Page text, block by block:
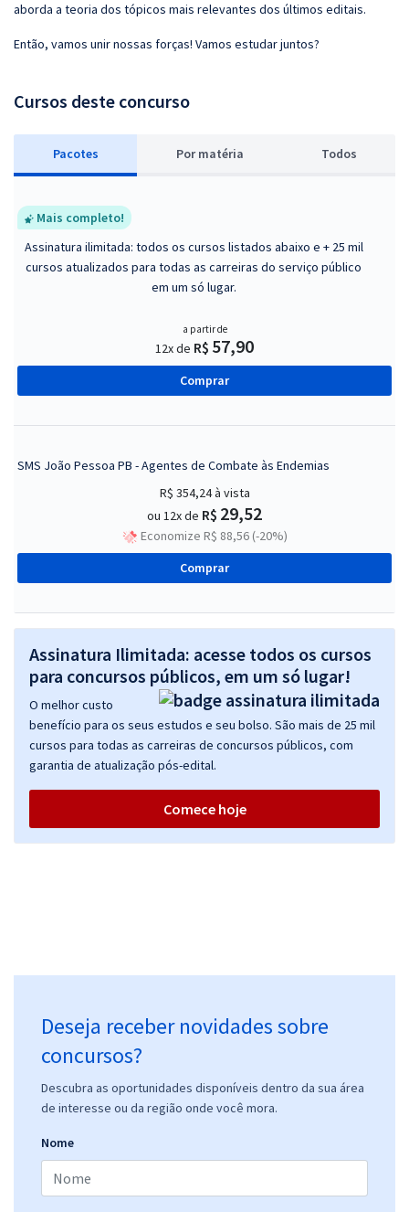
aborda a teoria dos tópicos mais relevantes dos últimos editais.
Então, vamos unir nossas forças! Vamos estudar juntos?
Cursos deste concurso
Pacotes Por matéria Todos
Mais completo!
Assinatura ilimitada: todos os cursos listados abaixo e + 25 mil
cursos atualizados para todas as carreiras do serviço público
em um só lugar.
a partir de
12x de R$ 57,90
Comprar
SMS João Pessoa PB - Agentes de Combate às Endemias
R$ 354,24à vista
ou 12x de R$ 29,52
Economize R$ 88,56 (-20%)
Comprar
Assinatura Ilimitada: acesse todos os cursos
para concursos públicos, em um só lugar!
O melhor custo
benefício para os seus estudos e seu bolso. São mais de 25 mil
cursos para todas as carreiras de concursos públicos, com
garantia de atualização pós-edital.
Comece hoje
Deseja receber novidades sobre
concursos?
Descubra as oportunidades disponíveis dentro da sua área
de interesse ou da região onde você mora.
Nome